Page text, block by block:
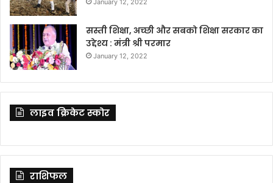
January 12, 2022
सस्ती शिक्षा, अच्छी और सबको शिक्षा सरकार का
उद्देश्य : मंत्री श्री परमार
January 12, 2022
लाइव क्रिकेट स्कोर
राशिफल